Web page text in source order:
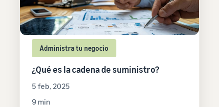
Administra tu negocio
¿Qué es la cadena de suministro?
5 feb, 2025
9 min